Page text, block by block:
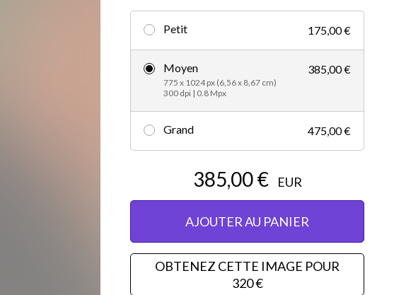
Vidéos
Vidéos créatives
Petit 175,00 €
Moyen
775 x 1024 px (6,56 x 8,67 cm)
300 dpi | 0.8 Mpx
385,00 €
Grand 475,00 €
385,00 € EUR
AJOUTER AU PANIER
OBTENEZ CETTE IMAGE POUR
320 €